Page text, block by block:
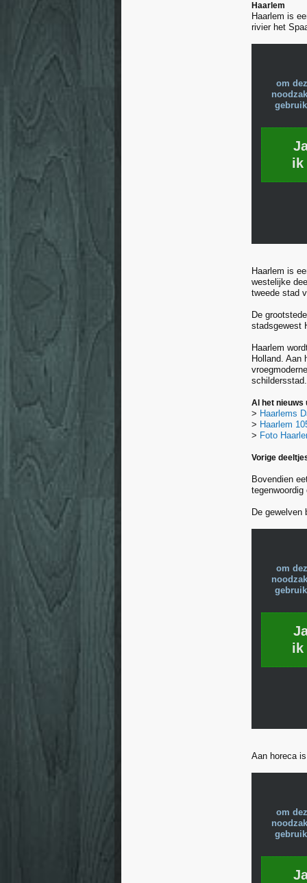
Haarlem
Haarlem is
rivier het
om
ik
Haarlem is
westelijke
tweede stad
De
stadsgewest
Haarlem
Holland. Aan
Al het nieuws
> Haarlems
> Haarlem
> Foto
Vorige
Bovendien
De
om
ik
Aan horeca
om